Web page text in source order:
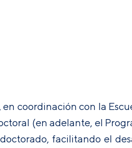
coordinación con la
(en adelante, el
facilitando el